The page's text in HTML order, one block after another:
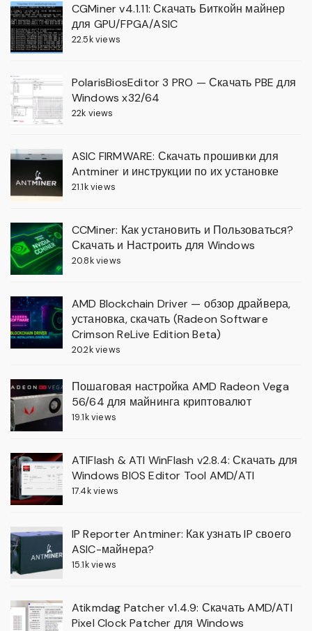
CGMiner v4.1.11: Скачать Биткойн майнер
для GPU/FPGA/ASIC
22.5k views
PolarisBiosEditor 3 PRO — Скачать PBE для
Windows x32/64
22k views
ASIC FIRMWARE: Скачать прошивки для
Antminer и инструкции по их установке
21.1k views
CCMiner: Как установить и Пользоваться?
Скачать и Настроить для Windows
20.8k views
AMD Blockchain Driver — обзор драйвера,
установка, скачать (Radeon Software
Crimson ReLive Edition Beta)
20.2k views
Пошаговая настройка AMD Radeon Vega
56/64 для майнинга криптовалют
19.1k views
ATIFlash & ATI WinFlash v2.8.4: Скачать для
Windows BIOS Editor Tool AMD/ATI
17.4k views
IP Reporter Antminer: Как узнать IP своего
ASIC-майнера?
15.1k views
Atikmdag Patcher v1.4.9: Скачать AMD/ATI
Pixel Clock Patcher для Windows